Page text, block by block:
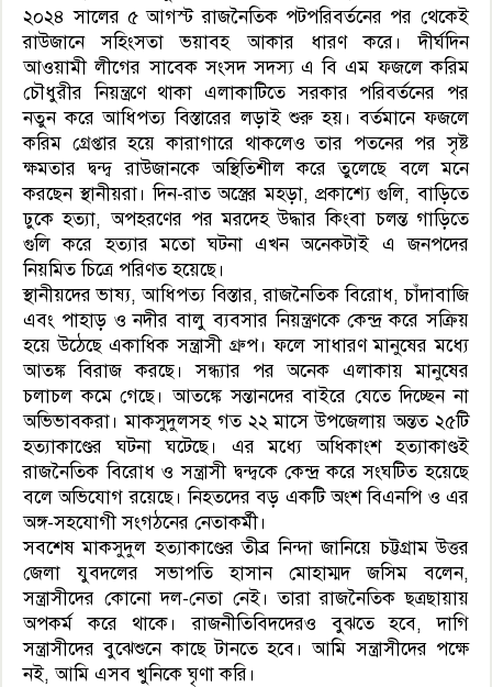
২০২৪ সালের ৫ আগস্ট রাজনৈতিক পটপরিবর্তনের পর থেকেই
রাউজানে সহিংসতা ভয়াবহ আকার ধারণ করে। দীর্ঘদিন
আওয়ামী লীগের সাবেক সংসদ সদস্য এ বি এম ফজলে করিম
চৌধুরীর নিয়ন্ত্রণে থাকা এলাকাটিতে সরকার পরিবর্তনের পর
নতুন করে আধিপত্য বিস্তারের লড়াই শুরু হয়। বর্তমানে ফজলে
করিম গ্রেপ্তার হয়ে কারাগারে থাকলেও তার পতনের পর সৃষ্ট
ক্ষমতার দ্বন্দ্ব রাউজানকে অস্থিতিশীল করে তুলেছে বলে মনে
করছেন স্থানীয়রা। দিন-রাত অস্ত্রের মহড়া, প্রকাশ্যে গুলি, বাড়িতে
ঢুকে হত্যা, অপহরণের পর মরদেহ উদ্ধার কিংবা চলন্ত গাড়িতে
গুলি করে হত্যার মতো ঘটনা এখন অনেকটাই এ জনপদের
নিয়মিত চিত্রে পরিণত হয়েছে।
স্থানীয়দের ভাষ্য, আধিপত্য বিস্তার, রাজনৈতিক বিরোধ, চাঁদাবাজি
এবং পাহাড় ও নদীর বালু ব্যবসার নিয়ন্ত্রণকে কেন্দ্র করে সক্রিয়
হয়ে উঠেছে একাধিক সন্ত্রাসী গ্রুপ। ফলে সাধারণ মানুষের মধ্যে
আতঙ্ক বিরাজ করছে। সন্ধ্যার পর অনেক এলাকায় মানুষের
চলাচল কমে গেছে। আতঙ্কে সন্তানদের বাইরে যেতে দিচ্ছেন না
অভিভাবকরা। মাকসুদুলসহ গত ২২ মাসে উপজেলায় অন্তত ২৫টি
হত্যাকাণ্ডের ঘটনা ঘটেছে। এর মধ্যে অধিকাংশ হত্যাকাণ্ডই
রাজনৈতিক বিরোধ ও সন্ত্রাসী দ্বন্দ্বকে কেন্দ্র করে সংঘটিত হয়েছে
বলে অভিযোগ রয়েছে। নিহতদের বড় একটি অংশ বিএনপি ও এর
অঙ্গ-সহযোগী সংগঠনের নেতাকর্মী।
সবশেষ মাকসুদুল হত্যাকাণ্ডের তীব্র নিন্দা জানিয়ে চট্টগ্রাম উত্তর
জেলা যুবদলের সভাপতি হাসান মোহাম্মদ জসিম বলেন,
সন্ত্রাসীদের কোনো দল-নেতা নেই। তারা রাজনৈতিক ছত্রছায়ায়
অপকর্ম করে থাকে। রাজনীতিবিদদেরও বুঝতে হবে, দাগি
সন্ত্রাসীদের বুঝেশুনে কাছে টানতে হবে। আমি সন্ত্রাসীদের পক্ষে
নই, আমি এসব খুনিকে ঘৃণা করি।